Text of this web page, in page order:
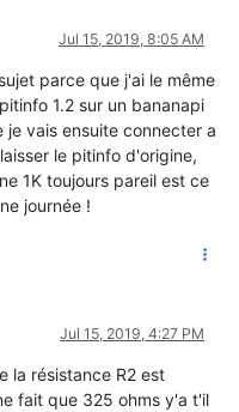
Jul 15, 2019, 8:05 AM
parce que j'ai le même
1.2 sur un bananapi
vais ensuite connecter a
le pitinfo d'origine,
1K toujours pareil est ce
journée !
Jul 15, 2019, 4:27 PM
la résistance R2 est
fait que 325 ohms y'a t'il